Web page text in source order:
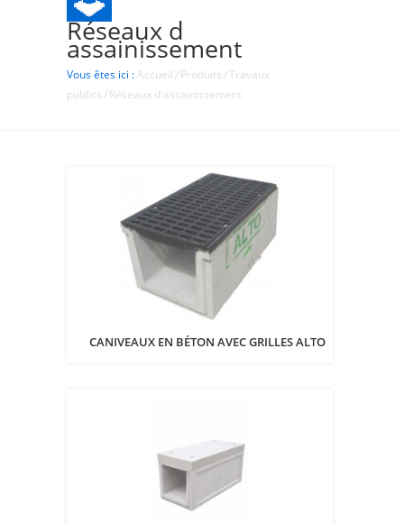
Réseaux d
assainissement
Vous êtes ici :Accueil/Produits/Travaux
publics/Réseaux d assainissement
CANIVEAUX EN BÉTON AVEC GRILLES ALTO